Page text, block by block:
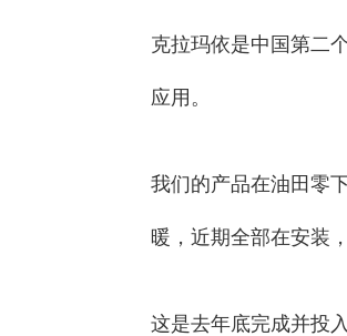
克拉玛依是中国第二
应用。
我们的产品在油田零
暖，近期全部在安装
这是去年底完成并投